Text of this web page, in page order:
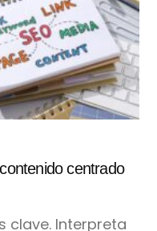
centrado
clave. Interpreta